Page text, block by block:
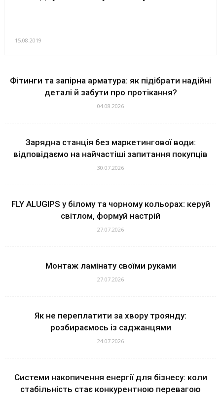
15.08.2019
Фітинги та запірна арматура: як підібрати надійні
деталі й забути про протікання?
04.08.2026
Зарядна станція без маркетингової води:
відповідаємо на найчастіші запитання покупців
30.07.2026
FLY ALUGIPS у білому та чорному кольорах: керуй
світлом, формуй настрій
27.07.2026
Монтаж ламінату своїми руками
27.07.2026
Як не переплатити за хвору троянду:
розбираємось із саджанцями
24.07.2026
Системи накопичення енергії для бізнесу: коли
стабільність стає конкурентною перевагою